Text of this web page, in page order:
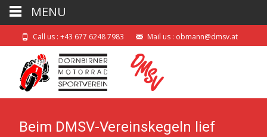
Call us : +43 677 6248 7983 Mail us : obmann@dmsv.at
Beim DMSV-Vereinskegeln lief
MENU